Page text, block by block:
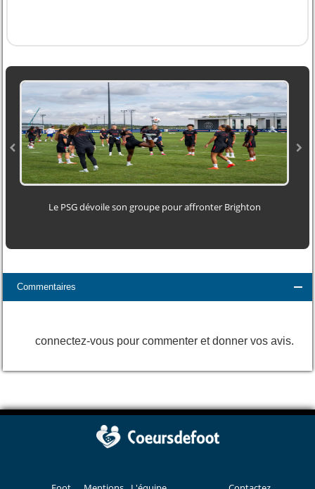
Le PSG dévoile son groupe pour affronter Brighton
Commentaires
connectez-vous pour commenter et donner vos avis.